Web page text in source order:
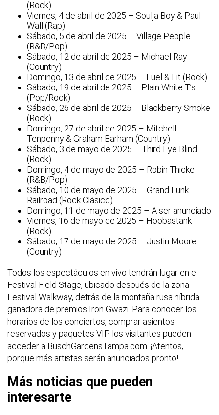
(Rock)
Viernes, 4 de abril de 2025 – Soulja Boy & Paul
Wall (Rap)
Sábado, 5 de abril de 2025 – Village People
(R&B/Pop)
Sábado, 12 de abril de 2025 – Michael Ray
(Country)
Domingo, 13 de abril de 2025 – Fuel & Lit (Rock)
Sábado, 19 de abril de 2025 – Plain White T’s
(Pop/Rock)
Sábado, 26 de abril de 2025 – Blackberry Smoke
(Rock)
Domingo, 27 de abril de 2025 – Mitchell
Tenpenny & Graham Barham (Country)
Sábado, 3 de mayo de 2025 – Third Eye Blind
(Rock)
Domingo, 4 de mayo de 2025 – Robin Thicke
(R&B/Pop)
Sábado, 10 de mayo de 2025 – Grand Funk
Railroad (Rock Clásico)
Domingo, 11 de mayo de 2025 – A ser anunciado
Viernes, 16 de mayo de 2025 – Hoobastank
(Rock)
Sábado, 17 de mayo de 2025 – Justin Moore
(Country)
Todos los espectáculos en vivo tendrán lugar en el
Festival Field Stage, ubicado después de la zona
Festival Walkway, detrás de la montaña rusa híbrida
ganadora de premios Iron Gwazi. Para conocer los
horarios de los conciertos, comprar asientos
reservados y paquetes VIP, los visitantes pueden
acceder a BuschGardensTampa.com. ¡Atentos,
porque más artistas serán anunciados pronto!
Más noticias que pueden
interesarte